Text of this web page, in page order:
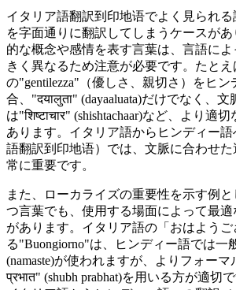
イタリア語翻訳到印地语でよく見られ
を字面通りに翻訳してしまうケースが
的な概念や感情を表す言葉は、言語に
きく異なるため注意が必要です。たと
の"gentilezza"（優しさ、親切さ）をヒ
合、"दयालुता" (dayaaluata)だけでなく、文
は"शिष्टाचार" (shishtachaar)など、より適
あります。イタリア語からヒンディー
語翻訳到印地语）では、文脈に合わせ
常に重要です。
また、ローカライズの重要性を示す例
つ言葉でも、使用する場面によって最
があります。イタリア語の「おはよう
る"Buongiorno"は、ヒンディー語では一
(namaste)が使われますが、よりフォー
प्रभात" (shubh prabhat)を用いる方が適切